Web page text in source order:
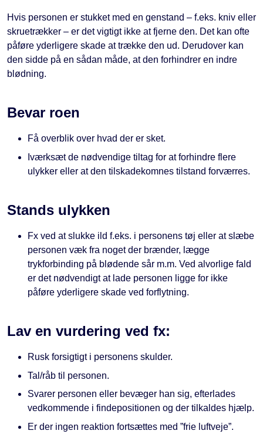
Hvis personen er stukket med en genstand – f.eks. kniv eller
skruetrækker – er det vigtigt ikke at fjerne den. Det kan ofte
påføre yderligere skade at trække den ud. Derudover kan
den sidde på en sådan måde, at den forhindrer en indre
blødning.
Bevar roen
Få overblik over hvad der er sket.
Iværksæt de nødvendige tiltag for at forhindre flere
ulykker eller at den tilskadekomnes tilstand forværres.
Stands ulykken
Fx ved at slukke ild f.eks. i personens tøj eller at slæbe
personen væk fra noget der brænder, lægge
trykforbinding på blødende sår m.m. Ved alvorlige fald
er det nødvendigt at lade personen ligge for ikke
påføre yderligere skade ved forflytning.
Lav en vurdering ved fx:
Rusk forsigtigt i personens skulder.
Tal/råb til personen.
Svarer personen eller bevæger han sig, efterlades
vedkommende i findepositionen og der tilkaldes hjælp.
Er der ingen reaktion fortsættes med ”frie luftveje”.